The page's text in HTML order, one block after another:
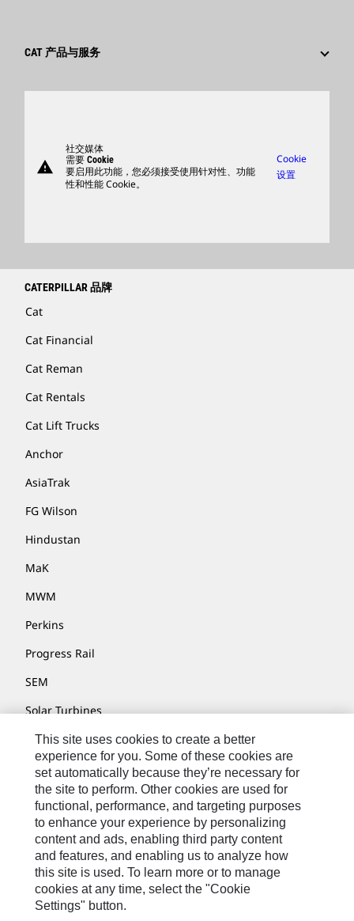
创新
搜索和申请
供应商
CAT 产品与服务
商品warning
社交媒体
需要 Cookie
要启用此功能，您必须接受使用针对性、功能
性和性能 Cookie。
Cookie
设置
CATERPILLAR 品牌
Cat
Cat Financial
Cat Reman
Cat Rentals
Cat Lift Trucks
Anchor
AsiaTrak
FG Wilson
Hindustan
MaK
MWM
Perkins
Progress Rail
SEM
Solar Turbines
SPM Oil & Gas
Turner Powertrain Systems
联系我们
网站地图
Cookie Settings
法律声明
This site uses cookies to create a better
experience for you. Some of these cookies are
set automatically because they’re necessary for
the site to perform. Other cookies are used for
functional, performance, and targeting purposes
to enhance your experience by personalizing
content and ads, enabling third party content
and features, and enabling us to analyze how
this site is used. To learn more or to manage
cookies at any time, select the "Cookie
Settings" button.